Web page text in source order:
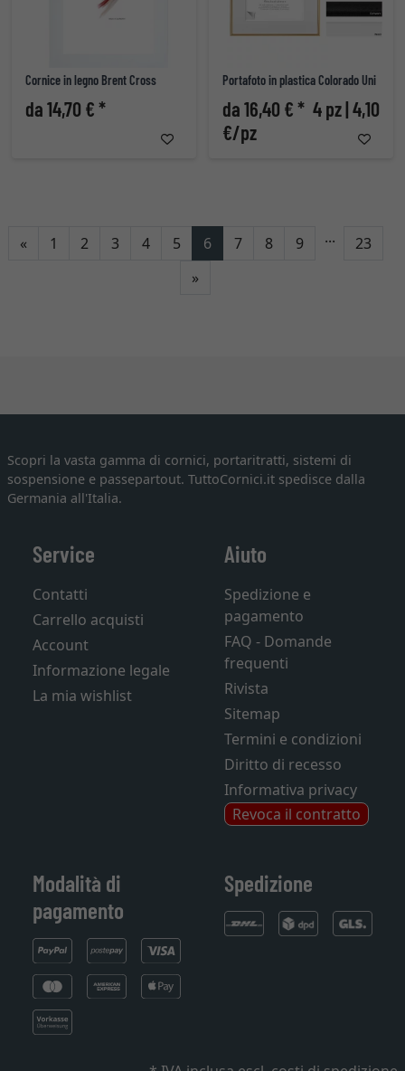
Cornice in legno Brent Cross
da 14,70 € *
Portafoto in plastica Colorado Uni
da 16,40 € * 4 pz | 4,10
€/pz
«Indietro
1 2 3 4 5 6 7 8 9 ...
23
»Avanti
Scopri la vasta gamma di cornici, portaritratti, sistemi di
sospensione e passepartout. TuttoCornici.it spedisce dalla
Germania all'Italia.
Service
Contatti
Carrello acquisti
Account
Informazione legale
La mia wishlist
Aiuto
Spedizione e
pagamento
FAQ - Domande
frequenti
Rivista
Sitemap
Termini e condizioni
Diritto di recesso
Informativa privacy
Revoca il contratto
Modalità di
pagamento
Spedizione